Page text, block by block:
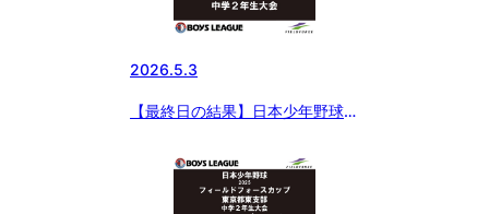
2026.5.3
【最終日の結果】日本少年野球
東京都東支部 中学２年生大会